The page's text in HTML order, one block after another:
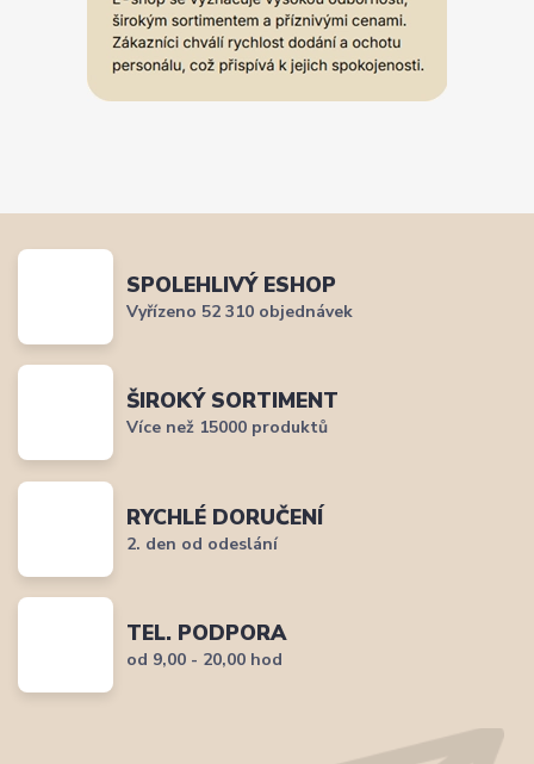
SPOLEHLIVÝ ESHOP
Vyřízeno 52 310 objednávek
ŠIROKÝ SORTIMENT
Více než 15000 produktů
RYCHLÉ DORUČENÍ
2. den od odeslání
TEL. PODPORA
od 9,00 - 20,00 hod